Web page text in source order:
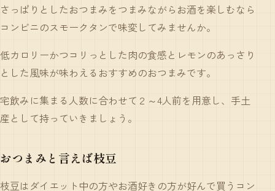
さっぱりとしたおつまみをつまみながらお酒を楽しむなら
コンビニのスモークタンで味変してみませんか。
低カロリーかつコリっとした肉の食感とレモンのあっさり
とした風味が味わえるおすすめのおつまみです。
宅飲みに集まる人数に合わせて２～4人前を用意し、手土
産として持っていきましょう。
おつまみと言えば枝豆
枝豆はダイエット中の方やお酒好きの方が好んで買うコン